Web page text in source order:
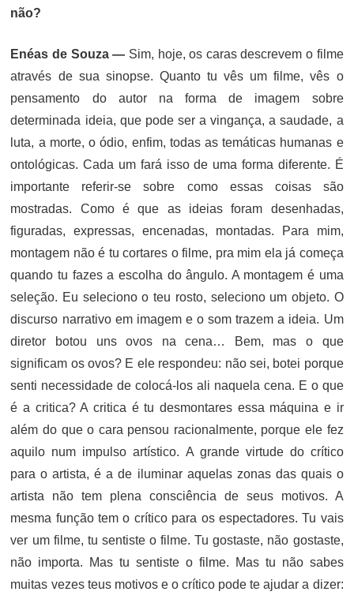
não?
Enéas de Souza — Sim, hoje, os caras descrevem o filme
através de sua sinopse. Quanto tu vês um filme, vês o
pensamento do autor na forma de imagem sobre
determinada ideia, que pode ser a vingança, a saudade, a
luta, a morte, o ódio, enfim, todas as temáticas humanas e
ontológicas. Cada um fará isso de uma forma diferente. É
importante referir-se sobre como essas coisas são
mostradas. Como é que as ideias foram desenhadas,
figuradas, expressas, encenadas, montadas. Para mim,
montagem não é tu cortares o filme, pra mim ela já começa
quando tu fazes a escolha do ângulo. A montagem é uma
seleção. Eu seleciono o teu rosto, seleciono um objeto. O
discurso narrativo em imagem e o som trazem a ideia. Um
diretor botou uns ovos na cena… Bem, mas o que
significam os ovos? E ele respondeu: não sei, botei porque
senti necessidade de colocá-los ali naquela cena. E o que
é a critica? A critica é tu desmontares essa máquina e ir
além do que o cara pensou racionalmente, porque ele fez
aquilo num impulso artístico. A grande virtude do crítico
para o artista, é a de iluminar aquelas zonas das quais o
artista não tem plena consciência de seus motivos. A
mesma função tem o crítico para os espectadores. Tu vais
ver um filme, tu sentiste o filme. Tu gostaste, não gostaste,
não importa. Mas tu sentiste o filme. Mas tu não sabes
muitas vezes teus motivos e o crítico pode te ajudar a dizer: